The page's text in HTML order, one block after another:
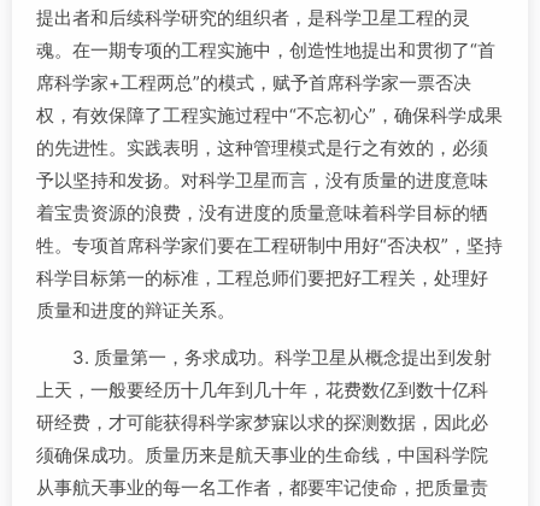
提出者和后续科学研究的组织者，是科学卫星工程的灵
魂。在一期专项的工程实施中，创造性地提出和贯彻了“首
席科学家+工程两总”的模式，赋予首席科学家一票否决
权，有效保障了工程实施过程中“不忘初心”，确保科学成果
的先进性。实践表明，这种管理模式是行之有效的，必须
予以坚持和发扬。对科学卫星而言，没有质量的进度意味
着宝贵资源的浪费，没有进度的质量意味着科学目标的牺
牲。专项首席科学家们要在工程研制中用好“否决权”，坚持
科学目标第一的标准，工程总师们要把好工程关，处理好
质量和进度的辩证关系。
3. 质量第一，务求成功。科学卫星从概念提出到发射
上天，一般要经历十几年到几十年，花费数亿到数十亿科
研经费，才可能获得科学家梦寐以求的探测数据，因此必
须确保成功。质量历来是航天事业的生命线，中国科学院
从事航天事业的每一名工作者，都要牢记使命，把质量责